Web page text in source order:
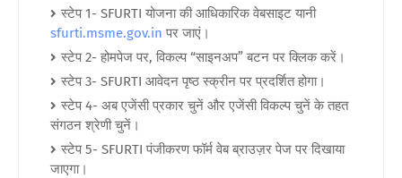
स्टेप 1- SFURTI योजना की आधिकारिक वेबसाइट यानी
sfurti.msme.gov.in पर जाएं।
स्टेप 2- होमपेज पर, विकल्प “साइनअप” बटन पर क्लिक करें।
स्टेप 3- SFURTI आवेदन पृष्ठ स्क्रीन पर प्रदर्शित होगा।
स्टेप 4- अब एजेंसी प्रकार चुनें और एजेंसी विकल्प चुनें के तहत
संगठन श्रेणी चुनें।
स्टेप 5- SFURTI पंजीकरण फॉर्म वेब ब्राउज़र पेज पर दिखाया
जाएगा।